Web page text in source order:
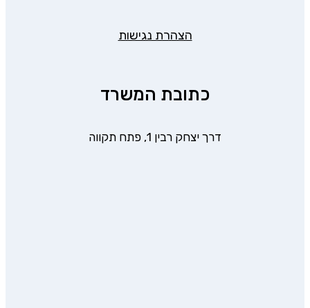
הצהרת נגישות
כתובת המשרד
דרך יצחק רבין 1, פתח תקווה